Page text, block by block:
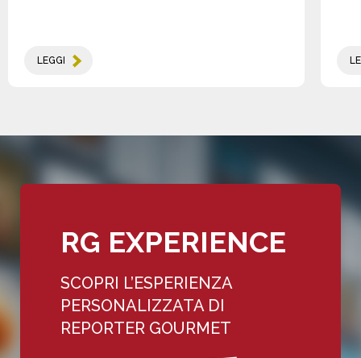
LEGGI
RG EXPERIENCE
SCOPRI L’ESPERIENZA
PERSONALIZZATA DI
REPORTER GOURMET